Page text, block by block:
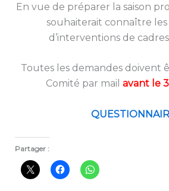
En vue de préparer la saison
souhaiterait connaître
d’interventions de
Toutes les demandes doivent
Comité par mail avant le
Partager :